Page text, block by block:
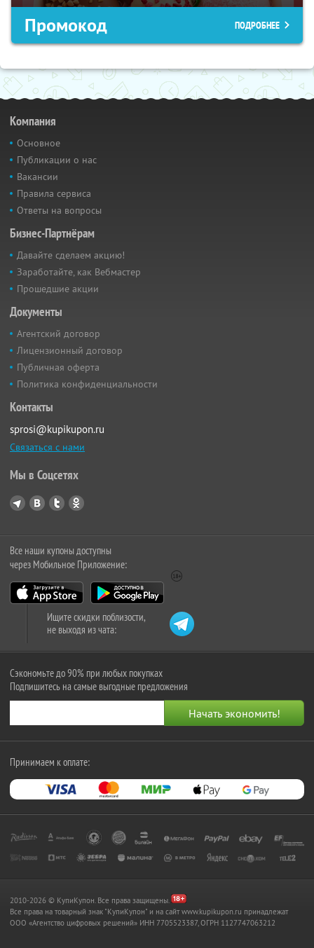
Промокод ПОДРОБНЕЕ
Компания
Основное
Публикации о нас
Вакансии
Правила сервиса
Ответы на вопросы
Бизнес-Партнёрам
Давайте сделаем акцию!
Заработайте, как Вебмастер
Прошедшие акции
Документы
Агентский договор
Лицензионный договор
Публичная оферта
Политика конфиденциальности
Контакты
sprosi@kupikupon.ru
Связаться с нами
Мы в Соцсетях
Все наши купоны доступны
через Мобильное Приложение:
Ищите скидки поблизости,
не выходя из чата:
Сэкономьте до 90% при любых покупках
Подпишитесь на самые выгодные предложения
Принимаем к оплате:
2010-2026 © КупиКупон. Все права защищены.
Все права на товарный знак "КупиКупон" и на сайт www.kupikupon.ru принадлежат
OOO «Агентство цифровых решений» ИНН 7705523387, ОГРН 1127747063212